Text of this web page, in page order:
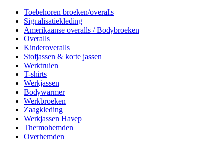
Toebehoren broeken/overalls
Signalisatiekleding
Amerikaanse overalls / Bodybroeken
Overalls
Kinderoveralls
Stofjassen & korte jassen
Werktruien
T-shirts
Werkjassen
Bodywarmer
Werkbroeken
Zaagkleding
Werkjassen Havep
Thermohemden
Overhemden